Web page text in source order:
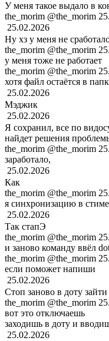
У меня такое выдало в
the_morim @the_morim
25.02.2026
Ну хз у меня не
the_morim @the_morim
у меня тоже не работает
the_morim @the_morim
хотя файл остаётся в
25.02.2026
Мэджик
25.02.2026
Я сохранил, все по
найдет решения
the_morim @the_morim
заработало,
25.02.2026
Как
the_morim @the_morim
я синхронизацию в
25.02.2026
Так стапЭ
the_morim @the_morim
и заново команду ввёл
the_morim @the_morim
если поможет напиши
25.02.2026
Стоп заново в доту
the_morim @the_morim
вот это отключаешь
заходишь в доту и
25.02.2026